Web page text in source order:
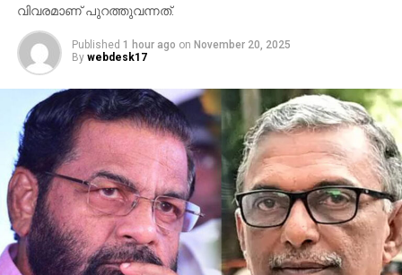
വിവരമാണ് പുറത്തുവന്നത്.
Published 1 hour ago on November 20, 2025
By webdesk17